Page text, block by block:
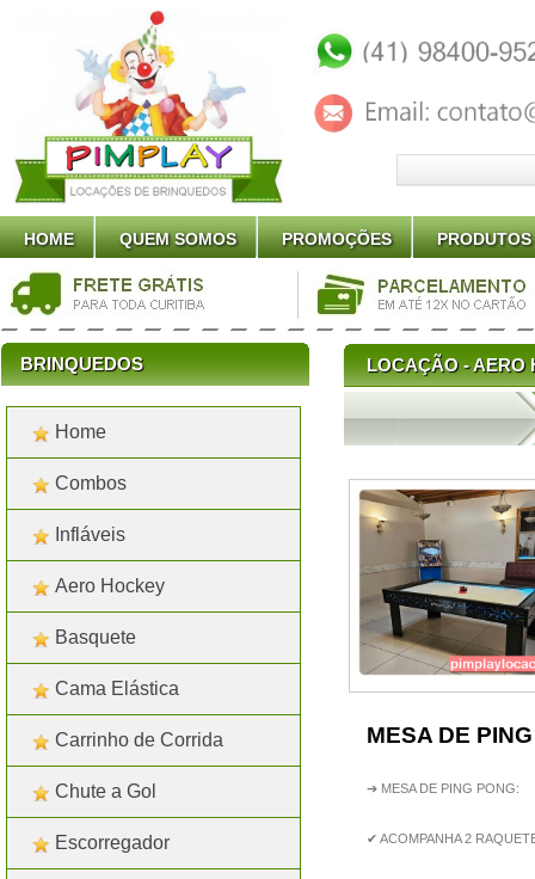
HOME QUEM SOMOS PROMOÇÕES PRODUTOS
LOCAÇÃO - AERO
MESA DE
➔ MESA DE PING PONG:
✔ ACOMPANHA 2
BRINQUEDOS
Home
Combos
Infláveis
Aero Hockey
Basquete
Cama Elástica
Carrinho de Corrida
Chute a Gol
Escorregador